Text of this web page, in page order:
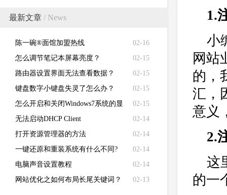
最新文章 / News
02-16
陈一碗®面馆加盟热线
02-15
怎么调节笔记本屏幕亮度？
02-15
路由器设置界面无法查看数据？
02-15
键盘数字小键盘失灵了怎么办？
02-15
怎么开启和关闭Windows7系统的显
卡硬件加速功能
02-14
无法启动DHCP Client
02-14
打开资源管理器的方法
02-14
一键还原和重装系统有什么不同?
02-14
电脑声音设置教程
02-13
网站优化之如何布局长尾关键词？
1.
小
网站
的，
汇，
意义
2.
这
的一